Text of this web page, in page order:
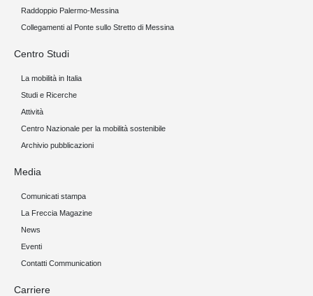
Raddoppio Palermo-Messina
Collegamenti al Ponte sullo Stretto di Messina
Centro Studi
La mobilità in Italia
Studi e Ricerche
Attività
Centro Nazionale per la mobilità sostenibile
Archivio pubblicazioni
Media
Comunicati stampa
La Freccia Magazine
News
Eventi
Contatti Communication
Carriere